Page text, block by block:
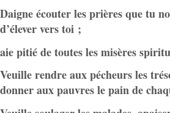
Daigne écouter les prières que tu
d’élever vers toi ;
aie pitié de toutes les misères
Veuille rendre aux pécheurs les
donner aux pauvres le pain de